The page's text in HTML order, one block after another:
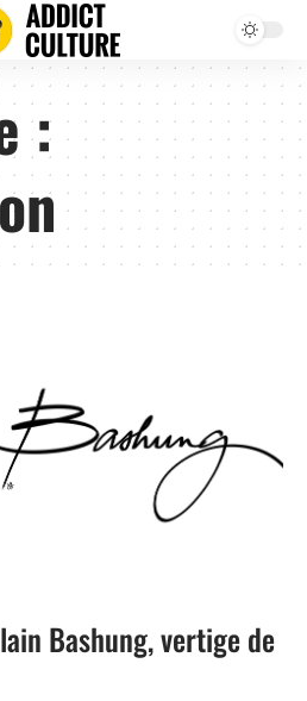
:
Bashung, vertige de